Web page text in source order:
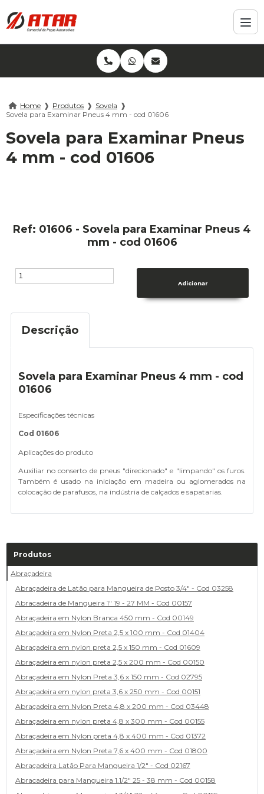
Home ❱ Produtos ❱ Sovela ❱
Sovela para Examinar Pneus 4 mm - cod 01606
Sovela para Examinar Pneus
4 mm - cod 01606
Ref: 01606 - Sovela para Examinar Pneus 4
mm - cod 01606
Descrição
Sovela para Examinar Pneus 4 mm - cod
01606
Especificações técnicas
Cod 01606
Aplicações do produto
Auxiliar no conserto de pneus "direcionado" e "limpando" os furos.
Também é usado na iniciação em madeira ou aglomerados na
colocação de parafusos, na indústria de calçados e sapatarias.
Produtos
Abraçadeira
Abraçadeira de Latão para Mangueira de Posto 3/4" - Cod 03258
Abracadeira de Mangueira 1" 19 - 27 MM - Cod 00157
Abraçadeira em Nylon Branca 450 mm - Cod 00149
Abraçadeira em Nylon Preta 2,5 x 100 mm - Cod 01404
Abraçadeira em nylon preta 2,5 x 150 mm - Cod 01609
Abraçadeira em nylon preta 2,5 x 200 mm - Cod 00150
Abraçadeira em Nylon Preta 3,6 x 150 mm - Cod 02795
Abraçadeira em nylon preta 3,6 x 250 mm - Cod 00151
Abraçadeira em Nylon Preta 4,8 x 200 mm - Cod 03448
Abraçadeira em nylon preta 4,8 x 300 mm - Cod 00155
Abraçadeira em Nylon preta 4,8 x 400 mm - Cod 01372
Abraçadeira em Nylon Preta 7,6 x 400 mm - Cod 01800
Abraçadeira Latão Para Mangueira 1/2" - Cod 02167
Abracadeira para Mangueira 1.1/2" 25 - 38 mm - Cod 00158